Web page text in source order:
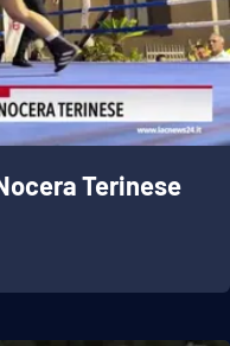
Terinese